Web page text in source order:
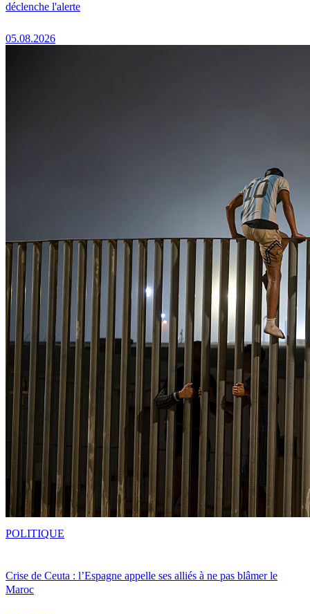
déclenche l'alerte
05.08.2026
Crise de Ceuta : l’Espagne appelle ses alliés à ne pas blâmer le
Maroc
POLITIQUE